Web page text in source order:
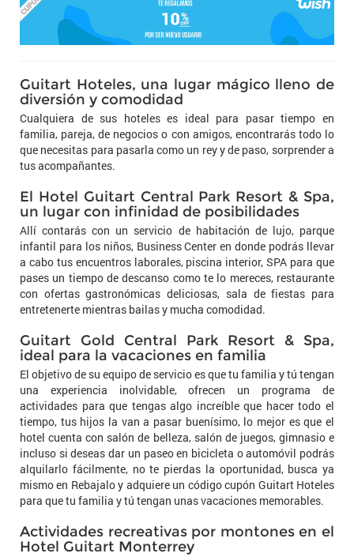
Guitart Hoteles, una lugar mágico lleno de
diversión y comodidad
Cualquiera de sus hoteles es ideal para pasar tiempo en
familia, pareja, de negocios o con amigos, encontrarás todo lo
que necesitas para pasarla como un rey y de paso, sorprender a
tus acompañantes.
El Hotel Guitart Central Park Resort & Spa,
un lugar con infinidad de posibilidades
Allí contarás con un servicio de habitación de lujo, parque
infantil para los niños, Business Center en donde podrás llevar
a cabo tus encuentros laborales, piscina interior, SPA para que
pases un tiempo de descanso como te lo mereces, restaurante
con ofertas gastronómicas deliciosas, sala de fiestas para
entretenerte mientras bailas y mucha comodidad.
Guitart Gold Central Park Resort & Spa,
ideal para la vacaciones en familia
El objetivo de su equipo de servicio es que tu familia y tú tengan
una experiencia inolvidable, ofrecen un programa de
actividades para que tengas algo increíble que hacer todo el
tiempo, tus hijos la van a pasar buenísimo, lo mejor es que el
hotel cuenta con salón de belleza, salón de juegos, gimnasio e
incluso si deseas dar un paseo en bicicleta o automóvil podrás
alquilarlo fácilmente, no te pierdas la oportunidad, busca ya
mismo en Rebajalo y adquiere un código cupón Guitart Hoteles
para que tu familia y tú tengan unas vacaciones memorables.
Actividades recreativas por montones en el
Hotel Guitart Monterrey